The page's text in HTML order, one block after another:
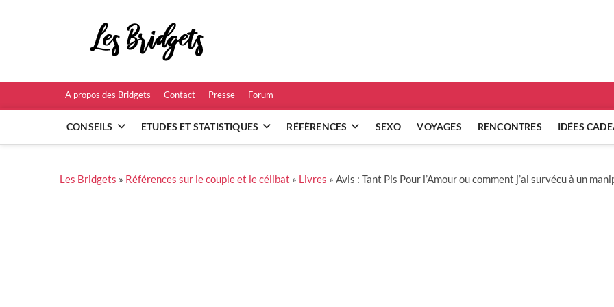
A propos des Bridgets Contact Presse Forum
CONSEILS ETUDES ET STATISTIQUES RÉFÈRENCES SEXO VOYAGES RENCONTRES IDÉES
Les Bridgets » Références sur le couple et le célibat » Livres » Avis : Tant Pis Pour l’Amour ou comment j’ai survécu à un